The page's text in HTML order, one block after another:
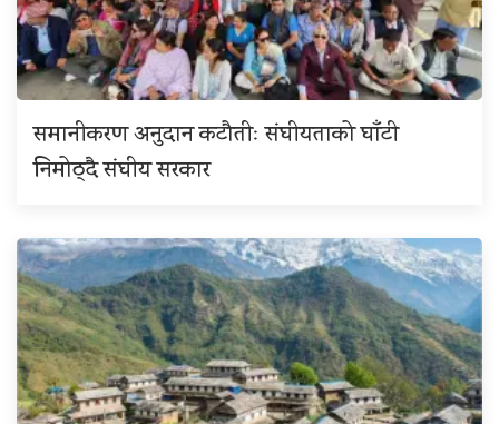
समानीकरण अनुदान कटौतीः संघीयताको घाँटी
निमोठ्दै संघीय सरकार